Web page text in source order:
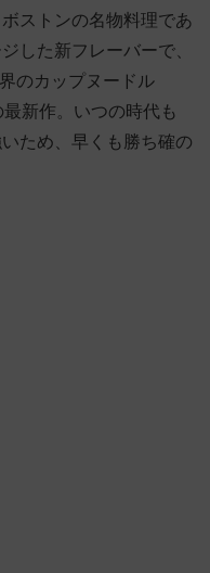
ストンの名物料理であ
した新フレーバーで、
のカップヌードル
新作。いつの時代も
ため、早くも勝ち確の